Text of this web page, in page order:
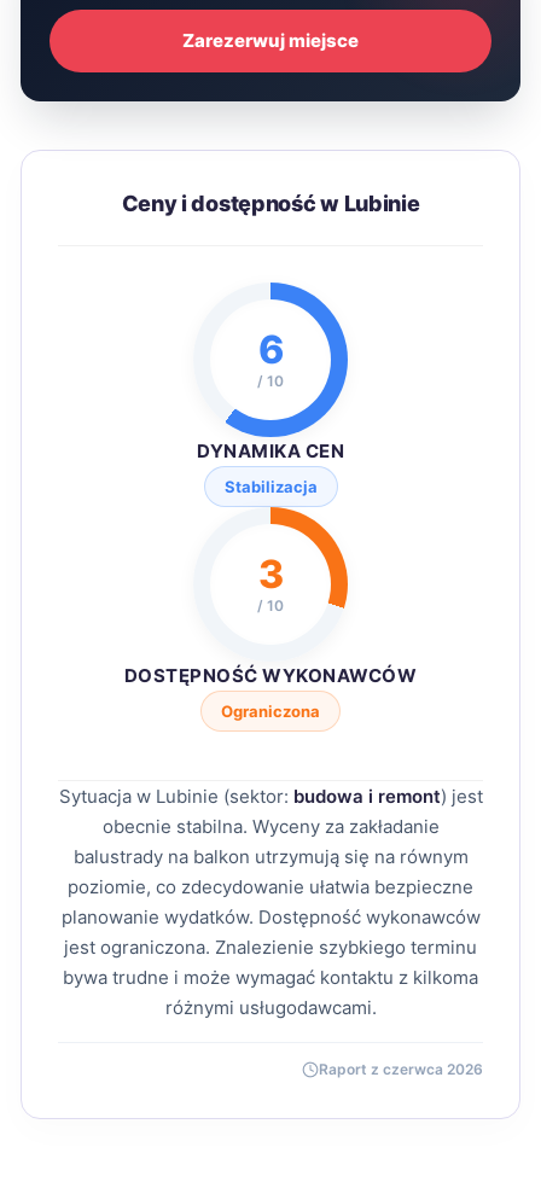
Zarezerwuj miejsce
Ceny i dostępność w Lubinie
6
/ 10
DYNAMIKA CEN
Stabilizacja
3
/ 10
DOSTĘPNOŚĆ WYKONAWCÓW
Ograniczona
Sytuacja w Lubinie (sektor: budowa i remont) jest
obecnie stabilna. Wyceny za zakładanie
balustrady na balkon utrzymują się na równym
poziomie, co zdecydowanie ułatwia bezpieczne
planowanie wydatków. Dostępność wykonawców
jest ograniczona. Znalezienie szybkiego terminu
bywa trudne i może wymagać kontaktu z kilkoma
różnymi usługodawcami.
Raport z czerwca 2026